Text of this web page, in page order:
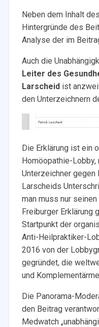
Neben dem Inhalt
Hintergründe des
Analyse der im
Auch die
Leiter des
Larscheidist
den Unterzeichnern
Die Erklärung ist ein
Homöopathie-
Unterzeichner gegen
Larscheids
man muss nur
Freiburger Erklärung
Startpunkt der
Anti-Heilpraktiker-
2016 von der
gegründet, die
und
Die Panorama-
den Beitrag
Medwatch